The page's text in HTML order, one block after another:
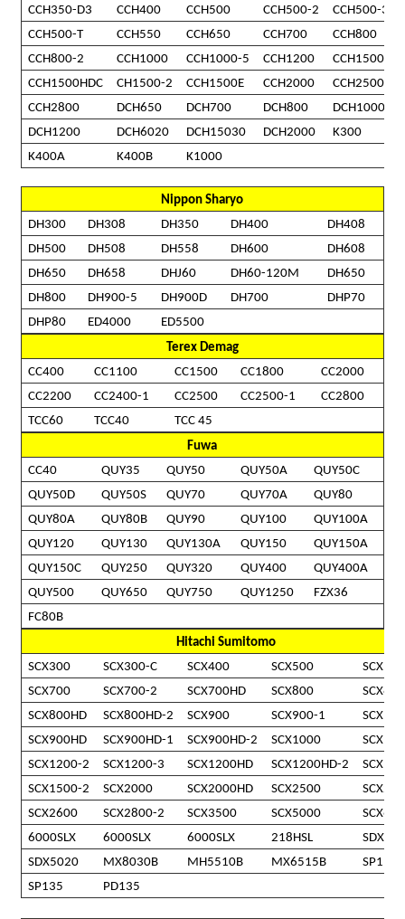
CCH350-D3 CCH400 CCH500 CCH500-2
CCH500-3
CCH500-T
CCH550 CCH650 CCH700
CCH800
CCH800-2
CCH1000 CCH1000-5 CCH1200
CCH1500
CCH1500HDC
CH1500-2 CCH1500E CCH2000
CCH2500
CCH2800
DCH650 DCH700 DCH800
DCH1000
DCH1200
DCH6020 DCH15030 DCH2000
K300
K400A
K400B K1000
Nippon Sharyo
DH300
DH308 DH350 DH400
DH408
DH500
DH508 DH558 DH600
DH608
DH650
DH658 DHJ60 DH60-120M
DH650
DH800
DH900-5 DH900D DH700
DHP70
DHP80
ED4000
ED5500
Terex Demag
CC400
CC1100 CC1500 CC1800
CC2000
CC2200
CC2400-1 CC2500 CC2500-1
CC2800
TCC60
TCC40
TCC 45
Fuwa
CC40
QUY35 QUY50 QUY50A
QUY50C
QUY50D
QUY50S QUY70 QUY70A
QUY80
QUY80A
QUY80B QUY90 QUY100
QUY100A
QUY120
QUY130 QUY130A QUY150
QUY150A
QUY150C
QUY250 QUY320 QUY400
QUY400A
QUY500
QUY650 QUY750 QUY1250
FZX36
FC80B
Hitachi Sumitomo
SCX300
SCX300-C SCX400 SCX500
SCX700
SCX700-2 SCX700HD SCX800
SCX800HD
SCX800HD-2 SCX900 SCX900-1
SCX900HD
SCX900HD-1 SCX900HD-2 SCX1000
SCX1200-2
SCX1200-3 SCX1200HD SCX1200HD-2
SCX1500-2
SCX2000 SCX2000HD SCX2500
SCX2600
SCX2800-2 SCX3500 SCX5000
6000SLX
6000SLX 6000SLX 218HSL
SDX5020
MX8030B MH5510B MX6515B
SP110
SP135
PD135